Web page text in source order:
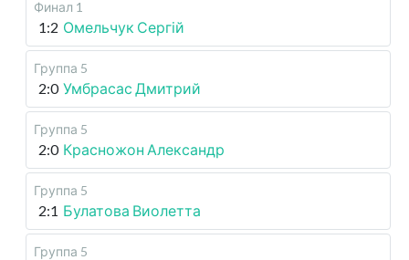
Финал 1
1:2 Омельчук Сергій
Группа 5
2:0 Умбрасас Дмитрий
Группа 5
2:0 Красножон Александр
Группа 5
2:1 Булатова Виолетта
Группа 5